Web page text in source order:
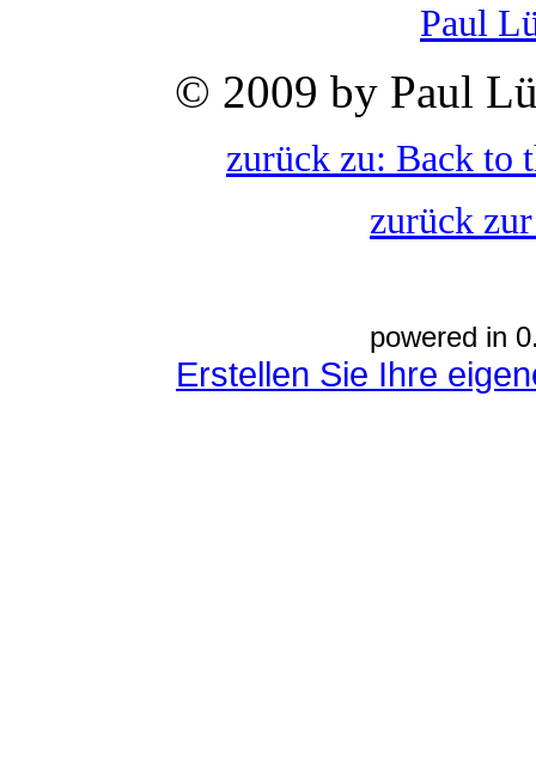
Paul
© 2009 by Paul
zurück zu: Back to
zurück
powered in
Erstellen Sie Ihre